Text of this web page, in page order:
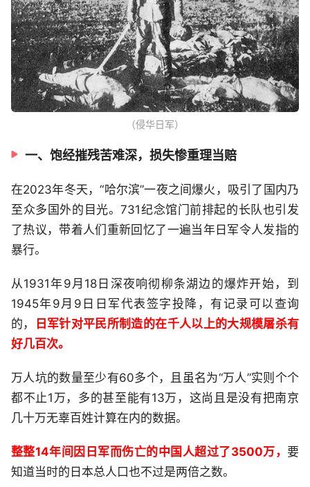
（侵华日军）
一、饱经摧残苦难深，损失惨重理当赔
在2023年冬天，“哈尔滨”一夜之间爆火，吸引了国内乃
至众多国外的目光。731纪念馆门前排起的长队也引发
了热议，带着人们重新回忆了一遍当年日军令人发指的
暴行。
从1931年9月18日深夜响彻柳条湖边的爆炸开始，到
1945年9月9日日军代表签字投降，有记录可以查询
的，
日军针对平民所制造的在千人以上的大规模屠杀有
好几百次。
万人坑的数量至少有60多个，且虽名为“万人”实则个个
都不止1万，多的甚至能有13万，这尚且是没有把南京
几十万无辜百姓计算在内的数据。
整整14年间因日军而伤亡的中国人超过了3500万， 要
知道当时的日本总人口也不过是两倍之数。